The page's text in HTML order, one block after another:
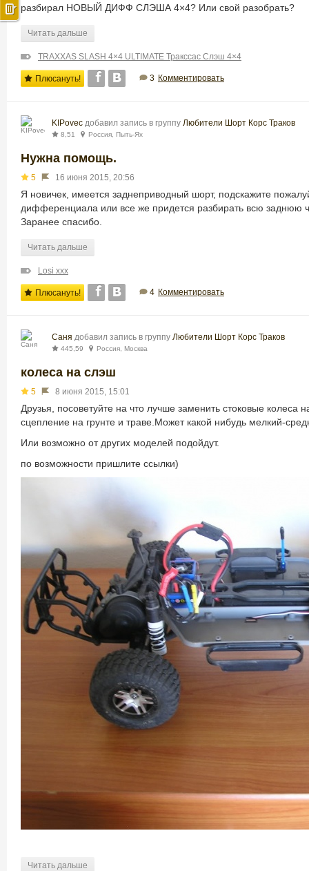
разбирал НОВЫЙ ДИФФ СЛЭША 4×4? Или свой разобрать?
Читать дальше
TRAXXAS SLASH 4×4 ULTIMATE Тракссас Слэш 4×4
Плюсануть! 3 Комментировать
KIPovec добавил запись в группу Любители Шорт Корс Траков
8,51 Россия, Пыть-Ях
Нужна помощь.
5 16 июня 2015, 20:56
Я новичек, имеется заднеприводный шорт, подскажите
дифференциала или все же придется разбирать всю заднюю
Заранее спасибо.
Читать дальше
Losi xxx
Плюсануть! 4 Комментировать
Саня добавил запись в группу Любители Шорт Корс Траков
445,59 Россия, Москва
колеса на слэш
5 8 июня 2015, 15:01
Друзья, посоветуйте на что лучше заменить стоковые
сцепление на грунте и траве.Может какой нибудь мелкий-
Или возможно от других моделей подойдут.
по возможности пришлите ссылки)
Читать дальше